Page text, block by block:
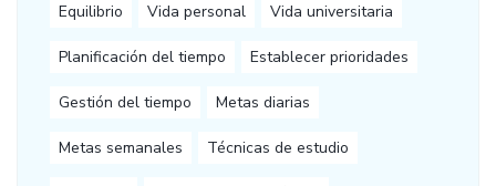
Equilibrio Vida personal Vida universitaria
Planificación del tiempo Establecer prioridades
Gestión del tiempo Metas diarias
Metas semanales Técnicas de estudio